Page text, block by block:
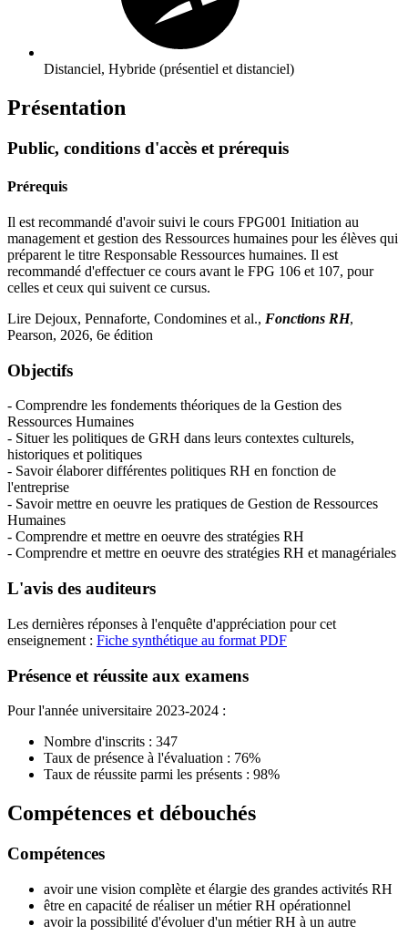
Distanciel, Hybride (présentiel et distanciel)
Présentation
Public, conditions d'accès et prérequis
Prérequis
Il est recommandé d'avoir suivi le cours FPG001 Initiation au
management et gestion des Ressources humaines pour les élèves qui
préparent le titre Responsable Ressources humaines. Il est
recommandé d'effectuer ce cours avant le FPG 106 et 107, pour
celles et ceux qui suivent ce cursus.
Lire Dejoux, Pennaforte, Condomines et al., Fonctions RH,
Pearson, 2026, 6e édition
Objectifs
- Comprendre les fondements théoriques de la Gestion des
Ressources Humaines
- Situer les politiques de GRH dans leurs contextes culturels,
historiques et politiques
- Savoir élaborer différentes politiques RH en fonction de
l'entreprise
- Savoir mettre en oeuvre les pratiques de Gestion de Ressources
Humaines
- Comprendre et mettre en oeuvre des stratégies RH
- Comprendre et mettre en oeuvre des stratégies RH et managériales
L'avis des auditeurs
Les dernières réponses à l'enquête d'appréciation pour cet
enseignement : Fiche synthétique au format PDF
Présence et réussite aux examens
Pour l'année universitaire 2023-2024 :
Nombre d'inscrits : 347
Taux de présence à l'évaluation : 76%
Taux de réussite parmi les présents : 98%
Compétences et débouchés
Compétences
avoir une vision complète et élargie des grandes activités RH
être en capacité de réaliser un métier RH opérationnel
avoir la possibilité d'évoluer d'un métier RH à un autre